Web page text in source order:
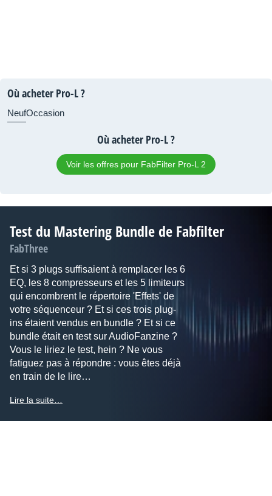
Où acheter Pro-L ?
NeufOccasion
Où acheter Pro-L ?
Voir les offres pour FabFilter Pro-L 2
Test du Mastering Bundle de Fabfilter
FabThree
Et si 3 plugs suffisaient à remplacer les 6
EQ, les 8 compresseurs et les 5 limiteurs
qui encombrent le répertoire 'Effets' de
votre séquenceur ? Et si ces trois plug-
ins étaient vendus en bundle ? Et si ce
bundle était en test sur AudioFanzine ?
Vous le liriez le test, hein ? Ne vous
fatiguez pas à répondre : vous êtes déjà
en train de le lire…
Lire la suite…